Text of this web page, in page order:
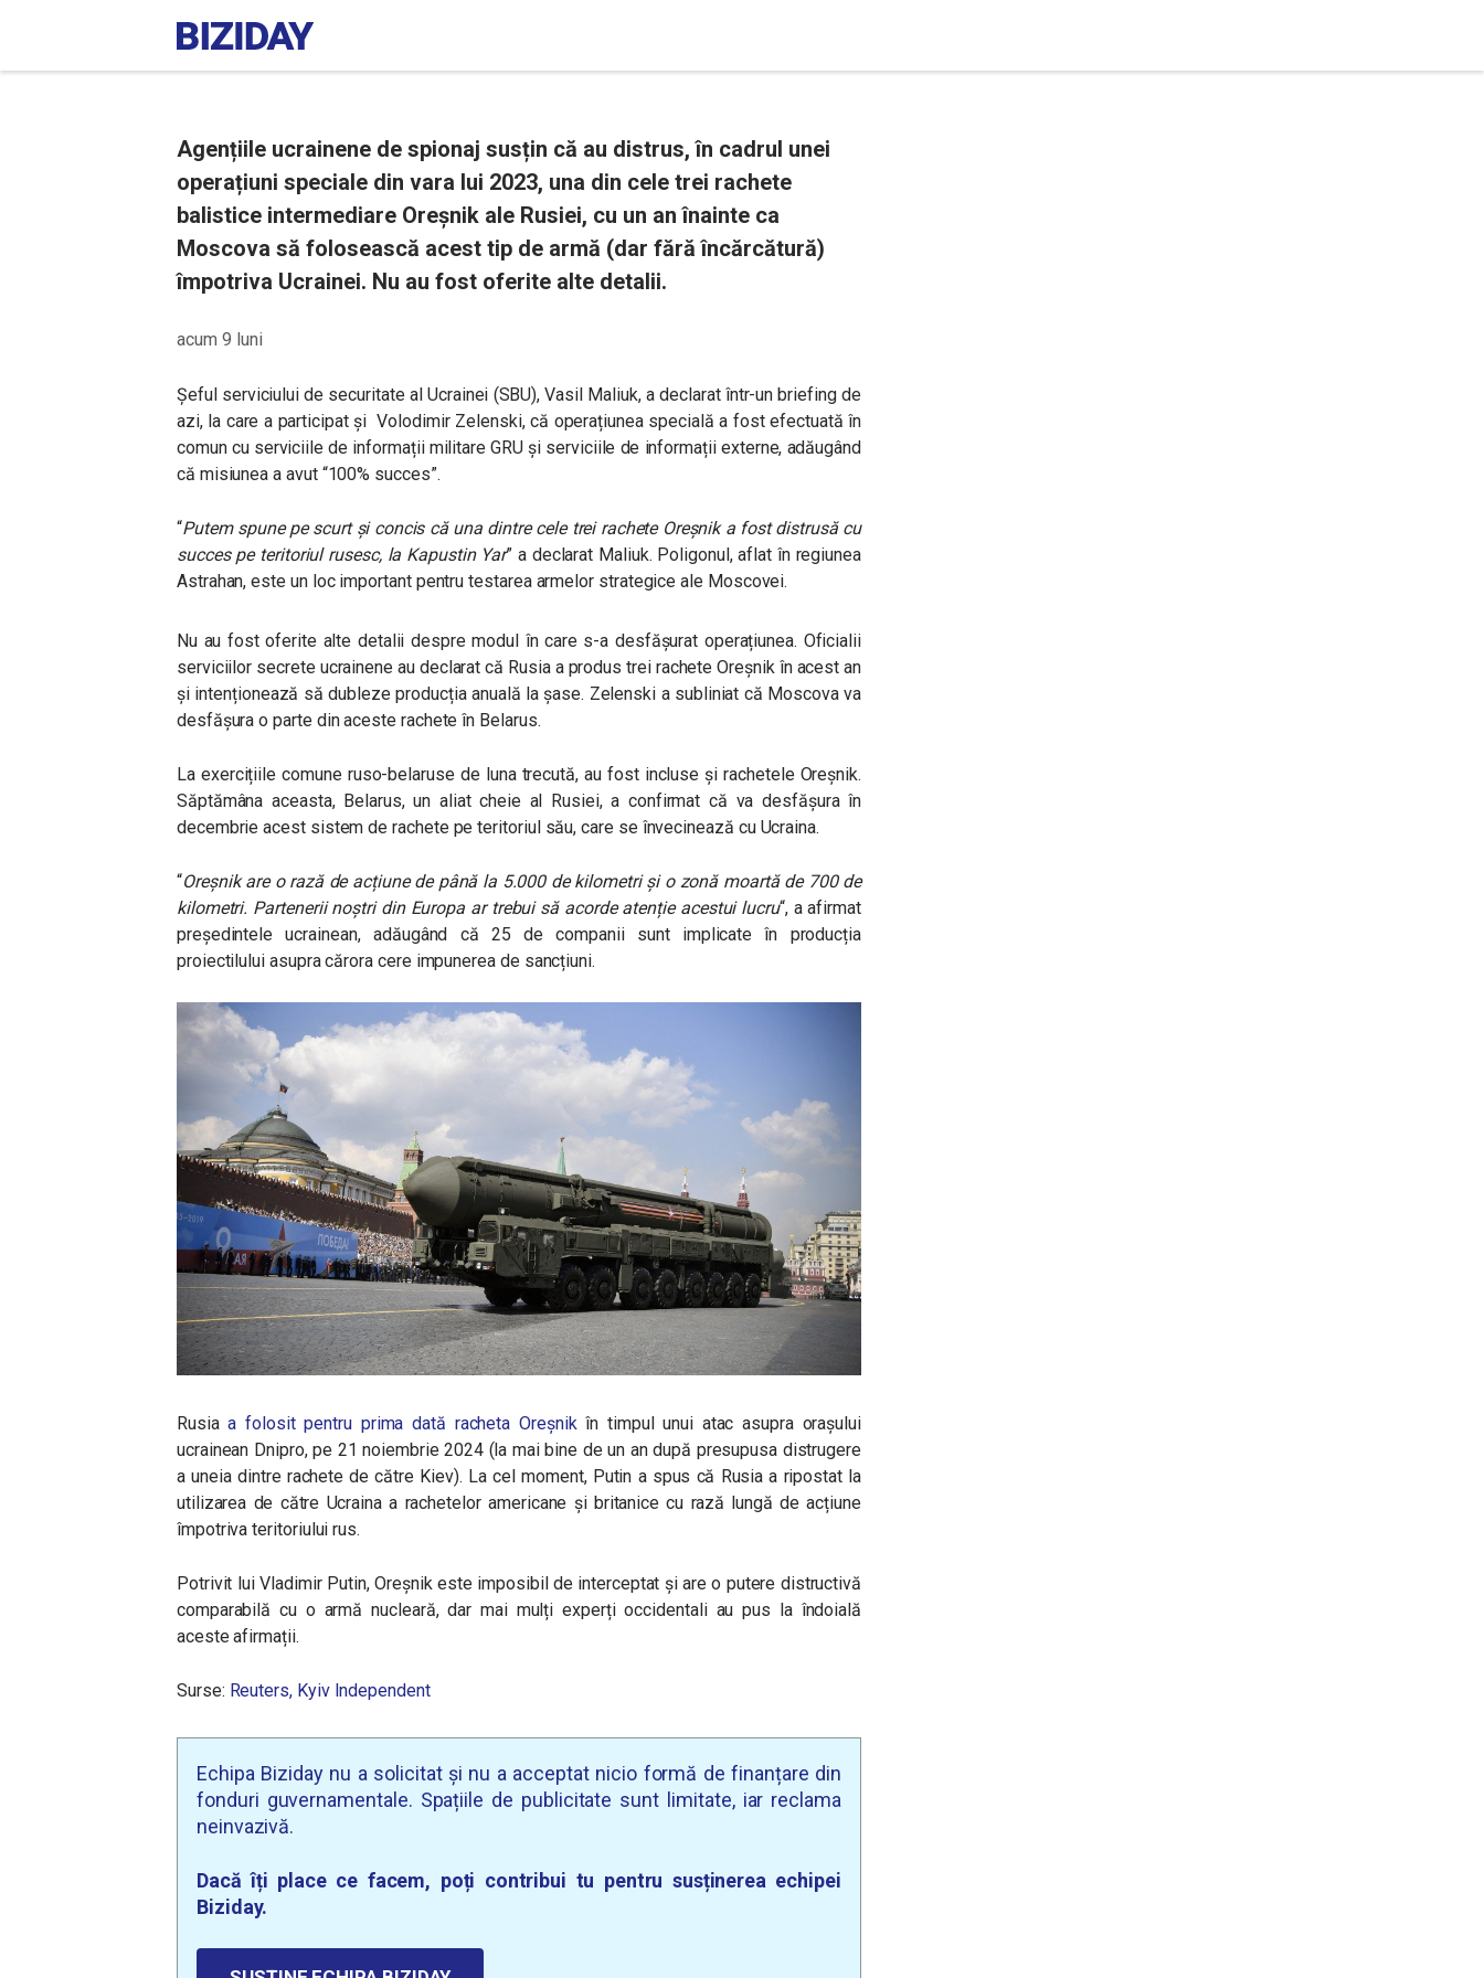
Agențiile ucrainene de spionaj susțin că au distrus, în cadrul unei
operațiuni speciale din vara lui 2023, una din cele trei rachete
balistice intermediare Oreșnik ale Rusiei, cu un an înainte ca
Moscova să folosească acest tip de armă (dar fără încărcătură)
împotriva Ucrainei. Nu au fost oferite alte detalii.
acum 9 luni
Șeful serviciului de securitate al Ucrainei (SBU), Vasil Maliuk, a declarat într-un briefing de
azi, la care a participat și Volodimir Zelenski, că operațiunea specială a fost efectuată în
comun cu serviciile de informații militare GRU și serviciile de informații externe, adăugând
că misiunea a avut “100% succes”.
“Putem spune pe scurt și concis că una dintre cele trei rachete Oreșnik a fost distrusă cu
succes pe teritoriul rusesc, la Kapustin Yar” a declarat Maliuk. Poligonul, aflat în regiunea
Astrahan, este un loc important pentru testarea armelor strategice ale Moscovei.
Nu au fost oferite alte detalii despre modul în care s-a desfășurat operațiunea. Oficialii
serviciilor secrete ucrainene au declarat că Rusia a produs trei rachete Oreșnik în acest an
și intenționează să dubleze producția anuală la șase. Zelenski a subliniat că Moscova va
desfășura o parte din aceste rachete în Belarus.
La exercițiile comune ruso-belaruse de luna trecută, au fost incluse și rachetele Oreșnik.
Săptămâna aceasta, Belarus, un aliat cheie al Rusiei, a confirmat că va desfășura în
decembrie acest sistem de rachete pe teritoriul său, care se învecinează cu Ucraina.
“Oreșnik are o rază de acțiune de până la 5.000 de kilometri și o zonă moartă de 700 de
kilometri. Partenerii noștri din Europa ar trebui să acorde atenție acestui lucru“, a afirmat
președintele ucrainean, adăugând că 25 de companii sunt implicate în producția
proiectilului asupra cărora cere impunerea de sancțiuni.
Rusiaa folosit pentru prima dată racheta Oreșnikîn timpul unui atac asupra orașului
ucrainean Dnipro, pe 21 noiembrie 2024 (la mai bine de un an după presupusa distrugere
a uneia dintre rachete de către Kiev). La cel moment, Putin a spus că Rusia a ripostat la
utilizarea de către Ucraina a rachetelor americane și britanice cu rază lungă de acțiune
împotriva teritoriului rus.
Potrivit lui Vladimir Putin, Oreșnik este imposibil de interceptat și are o putere distructivă
comparabilă cu o armă nucleară, dar mai mulți experți occidentali au pus la îndoială
aceste afirmații.
Surse: Reuters, Kyiv Independent
Echipa Biziday nu a solicitat și nu a acceptat nicio formă de finanțare din
fonduri guvernamentale. Spațiile de publicitate sunt limitate, iar reclama
neinvazivă.
Dacă îți place ce facem, poți contribui tu pentru susținerea echipei
Biziday.